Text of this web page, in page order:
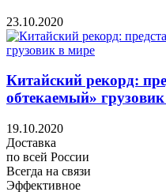
23.10.2020
Китайский рекорд:
обтекаемый»
19.10.2020
Доставка
по всей России
Всегда на связи
Эффективное